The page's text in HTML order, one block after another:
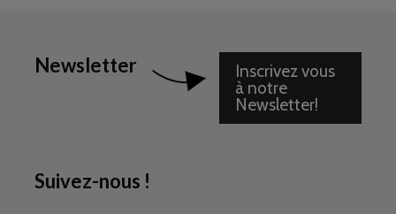
Newsletter
Inscrivez vous
à notre
Newsletter!
Suivez-nous !